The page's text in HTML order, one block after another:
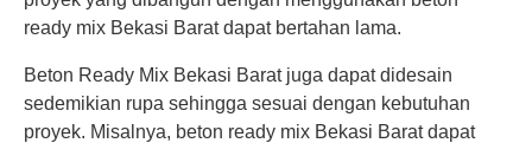
ready mix Bekasi Barat dapat bertahan lama.
Beton Ready Mix Bekasi Barat juga dapat didesain
sedemikian rupa sehingga sesuai dengan kebutuhan
proyek. Misalnya, beton ready mix Bekasi Barat dapat